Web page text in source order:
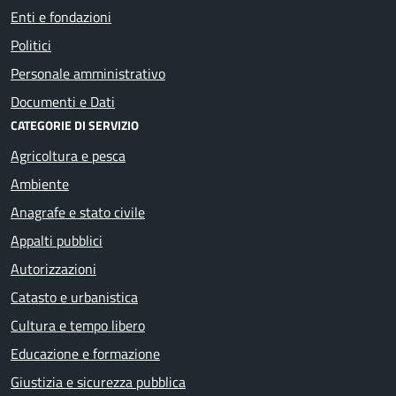
Enti e fondazioni
Politici
Personale amministrativo
Documenti e Dati
CATEGORIE DI SERVIZIO
Agricoltura e pesca
Ambiente
Anagrafe e stato civile
Appalti pubblici
Autorizzazioni
Catasto e urbanistica
Cultura e tempo libero
Educazione e formazione
Giustizia e sicurezza pubblica